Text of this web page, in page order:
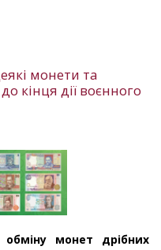
монети та
кінця дії воєнного
монет дрібних